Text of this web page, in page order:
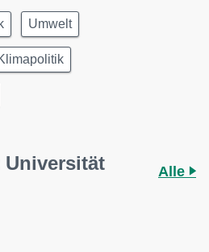
Umwelt
Universität
Alle